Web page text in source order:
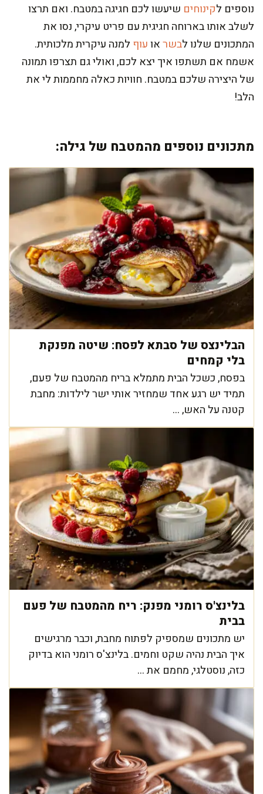
נוספים לקינוחים שיעשו לכם חגיגה במטבח. ואם תרצו
לשלב אותו בארוחה חגיגית עם פריט עיקרי, נסו את
המתכונים שלנו לבשראועוף למנה עיקרית מלכותית.
אשמח אם תשתפו איך יצא לכם, ואולי גם תצרפו תמונה
של היצירה שלכם במטבח. חוויות כאלה מחממות לי את
הלב!
מתכונים נוספים מהמטבח של גילה:
הבלינצס של סבתא לפסח: שיטה מפנקת
בלי קמחים
בפסח, כשכל הבית מתמלא בריח מהמטבח של פעם,
תמיד יש רגע אחד שמחזיר אותי ישר לילדות: מחבת
קטנה על האש, ...
בלינצ'ס רומני מפנק: ריח מהמטבח של פעם
בבית
יש מתכונים שמספיק לפתוח מחבת, וכבר מרגישים
איך הבית נהיה שקט וחמים. בלינצ'ס רומני הוא בדיוק
כזה, נוסטלגי, מחמם את ...